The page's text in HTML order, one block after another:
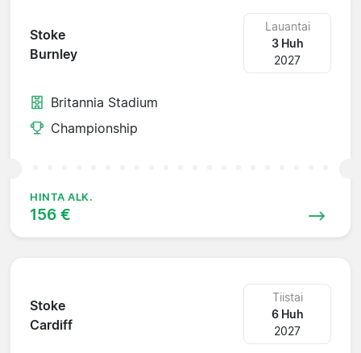
Stoke
Burnley
Lauantai
3 Huh
2027
Britannia Stadium
Championship
HINTA ALK.
156 €
Stoke
Cardiff
Tiistai
6 Huh
2027